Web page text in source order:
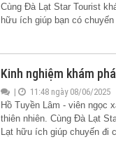
Cùng Đà Lạt Star Tourist
hữu ích giúp bạn có
Kinh nghiệm khám
|
11:48 ngày 08/06/2025
Hồ Tuyền Lâm - viên ngọc
thiên nhiên. Cùng Đà Lạt
Lạt hữu ích giúp chuyến đi